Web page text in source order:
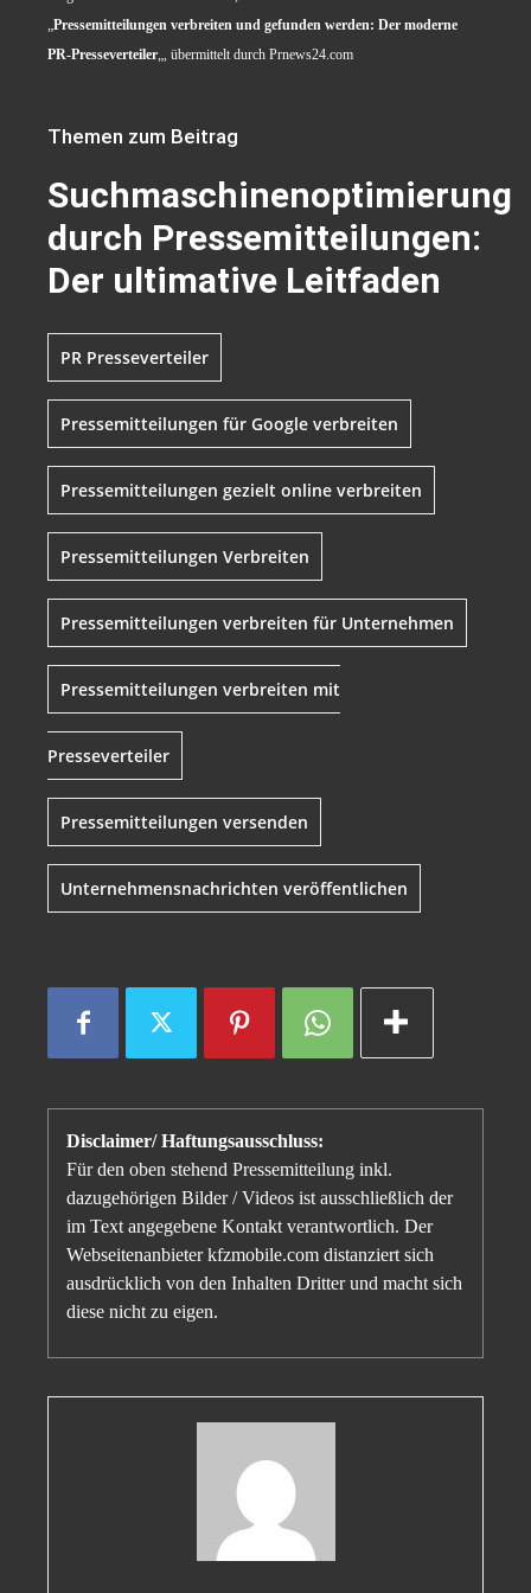
„Pressemitteilungen verbreiten und gefunden werden: Der moderne
PR-Presseverteiler„, übermittelt durch Prnews24.com
Themen zum Beitrag
Suchmaschinenoptimierung
durch Pressemitteilungen:
Der ultimative Leitfaden
PR Presseverteiler
Pressemitteilungen für Google verbreiten
Pressemitteilungen gezielt online verbreiten
Pressemitteilungen Verbreiten
Pressemitteilungen verbreiten für Unternehmen
Pressemitteilungen verbreiten mit
Presseverteiler
Pressemitteilungen versenden
Unternehmensnachrichten veröffentlichen
Disclaimer/ Haftungsausschluss:
Für den oben stehend Pressemitteilung inkl.
dazugehörigen Bilder / Videos ist ausschließlich der
im Text angegebene Kontakt verantwortlich. Der
Webseitenanbieter kfzmobile.com distanziert sich
ausdrücklich von den Inhalten Dritter und macht sich
diese nicht zu eigen.